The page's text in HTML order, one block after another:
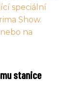
speciální
Show.
na
stanice